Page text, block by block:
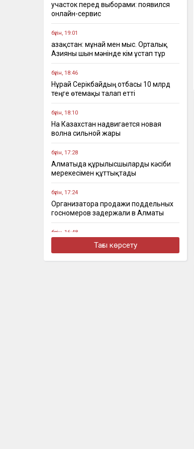
участок перед выборами: появился
онлайн-сервис
бүгін, 19:01
Қазақстан: мұнай мен мыс. Орталық
Азияны шын мәнінде кім ұстап тұр
бүгін, 18:46
Нұрай Серікбайдың отбасы 10 млрд
теңге өтемақы талап етті
бүгін, 18:10
На Казахстан надвигается новая
волна сильной жары
бүгін, 17:28
Алматыда құрылысшыларды кәсіби
мерекесімен құттықтады
бүгін, 17:24
Организатора продажи поддельных
госномеров задержали в Алматы
бүгін, 16:48
Алматыда жеңіл көлік тоқтап тұрған
жүк көлігімен соқтығысты
Тағы көрсету